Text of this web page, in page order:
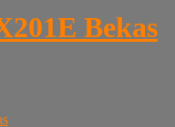
Bekas